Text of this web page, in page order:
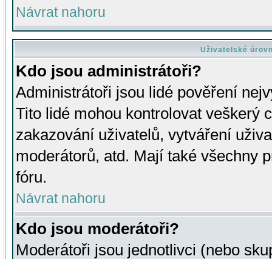
Návrat nahoru
Uživatelské
Kdo jsou administrátoři?
Administrátoři jsou lidé pověření
Tito lidé mohou kontrolovat veškerý
zakazování uživatelů, vytváření
moderátorů, atd. Mají také všechny
fóru.
Návrat nahoru
Kdo jsou moderátoři?
Moderátoři jsou jednotlivci (nebo